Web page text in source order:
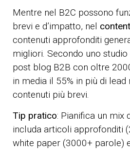
Mentre nel B2C possono
brevi e d’impatto, nel
contenuti approfonditi
migliori. Secondo uno studio
post blog B2B con oltre
in media il 55% in più di lead
contenuti più brevi.
Tip pratico: Pianifica un mix
includa articoli approfonditi
white paper (3000+ parole)